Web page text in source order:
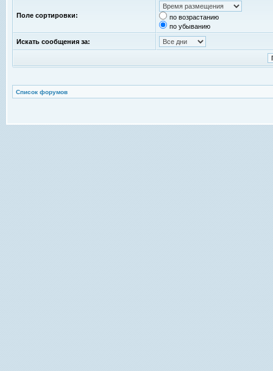
Поле сортировки:
по возрастанию
по убыванию
Искать сообщения за:
Список форумов